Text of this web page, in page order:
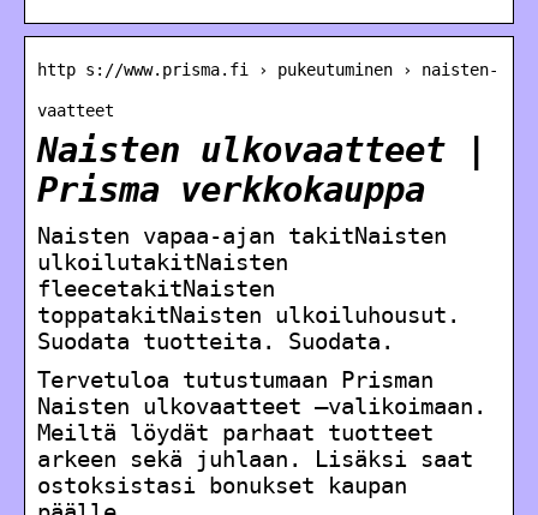
http s://www.prisma.fi › pukeutuminen › naisten-
vaatteet
Naisten ulkovaatteet |
Prisma verkkokauppa
Naisten vapaa-ajan takitNaisten
ulkoilutakitNaisten
fleecetakitNaisten
toppatakitNaisten ulkoiluhousut.
Suodata tuotteita. Suodata.
Tervetuloa tutustumaan Prisman
Naisten ulkovaatteet –valikoimaan.
Meiltä löydät parhaat tuotteet
arkeen sekä juhlaan. Lisäksi saat
ostoksistasi bonukset kaupan